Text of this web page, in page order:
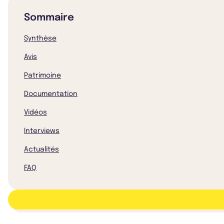
Sommaire
Synthèse
Avis
Patrimoine
Documentation
Vidéos
Interviews
Actualités
FAQ